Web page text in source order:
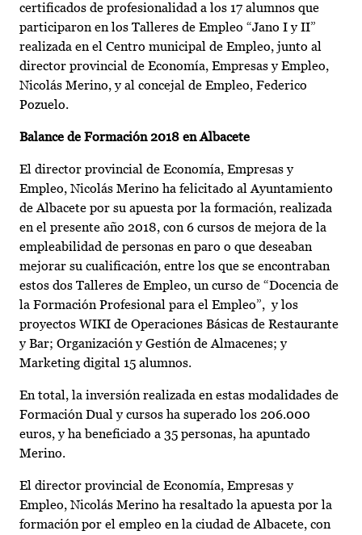
certificados de profesionalidad a los 17 alumnos que
participaron en los Talleres de Empleo “Jano I y II”
realizada en el Centro municipal de Empleo, junto al
director provincial de Economía, Empresas y Empleo,
Nicolás Merino, y al concejal de Empleo, Federico
Pozuelo.
Balance de Formación 2018 en Albacete
El director provincial de Economía, Empresas y
Empleo, Nicolás Merino ha felicitado al Ayuntamiento
de Albacete por su apuesta por la formación, realizada
en el presente año 2018, con 6 cursos de mejora de la
empleabilidad de personas en paro o que deseaban
mejorar su cualificación, entre los que se encontraban
estos dos Talleres de Empleo, un curso de “Docencia de
la Formación Profesional para el Empleo”, y los
proyectos WIKI de Operaciones Básicas de Restaurante
y Bar; Organización y Gestión de Almacenes; y
Marketing digital 15 alumnos.
En total, la inversión realizada en estas modalidades de
Formación Dual y cursos ha superado los 206.000
euros, y ha beneficiado a 35 personas, ha apuntado
Merino.
El director provincial de Economía, Empresas y
Empleo, Nicolás Merino ha resaltado la apuesta por la
formación por el empleo en la ciudad de Albacete, con